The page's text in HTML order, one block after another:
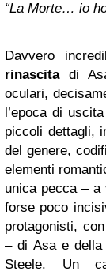
“La Morte… io
Davvero
rinascitadi
oculari,
l’epoca di
piccoli dettagli,
del genere,
elementi
unica pecca – a
forse poco
protagonisti,
– di Asa e della
Steele. Un